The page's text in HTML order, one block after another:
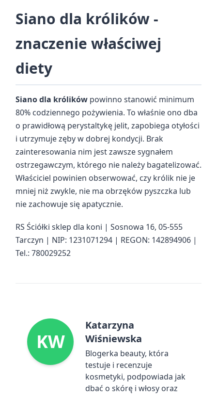
Siano dla królików -
znaczenie właściwej
diety
Siano dla królików powinno stanowić minimum
80% codziennego pożywienia. To właśnie ono dba
o prawidłową perystaltykę jelit, zapobiega otyłości
i utrzymuje zęby w dobrej kondycji. Brak
zainteresowania nim jest zawsze sygnałem
ostrzegawczym, którego nie należy bagatelizować.
Właściciel powinien obserwować, czy królik nie je
mniej niż zwykle, nie ma obrzęków pyszczka lub
nie zachowuje się apatycznie.
RS Ściółki sklep dla koni | Sosnowa 16, 05-555
Tarczyn | NIP: 1231071294 | REGON: 142894906 |
Tel.: 780029252
KW
Katarzyna
Wiśniewska
Blogerka beauty, która
testuje i recenzuje
kosmetyki, podpowiada jak
dbać o skórę i włosy oraz